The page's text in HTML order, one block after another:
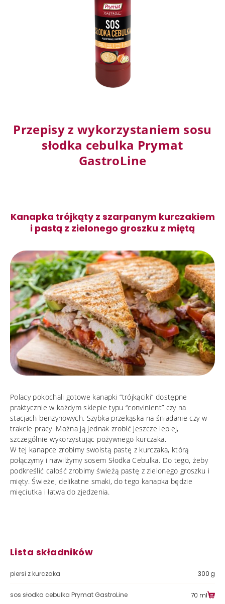
Przepisy z wykorzystaniem sosu
słodka cebulka Prymat
GastroLine
Kanapka trójkąty z szarpanym kurczakiem
i pastą z zielonego groszku z miętą
Polacy pokochali gotowe kanapki “trójkąciki” dostępne
praktycznie w każdym sklepie typu “convinient” czy na
stacjach benzynowych. Szybka przekąska na śniadanie czy w
trakcie pracy. Można ją jednak zrobić jeszcze lepiej,
szczególnie wykorzystując pożywnego kurczaka.
W tej kanapce zrobimy swoistą pastę z kurczaka, którą
połączymy i nawilżymy sosem Słodka Cebulka. Do tego, żeby
podkreślić całość zrobimy świeżą pastę z zielonego groszku i
mięty. Świeże, delikatne smaki, do tego kanapka będzie
mięciutka i łatwa do zjedzenia.
Lista składników
piersi z kurczaka 300 g
sos słodka cebulka Prymat GastroLine 70 ml